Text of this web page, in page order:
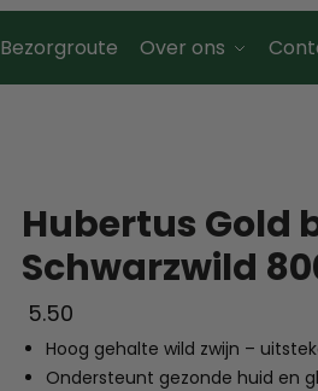
Bezorgroute Over ons
Hubertus Gold
Schwarzwild
5.50
Hoog gehalte wild zwijn –
Ondersteunt gezonde huid en